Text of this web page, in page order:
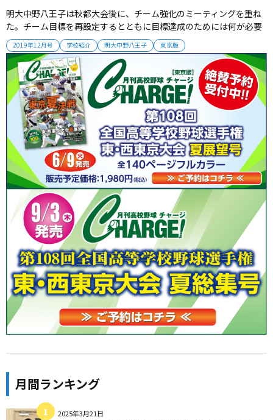
2019年12月号 学校紹介 明大中野八王子 東京版
明大中野八王子は秋都大会後に、チーム強化のミーティングを重ね
た。チーム目標を再設定するとともに目標達成のためには何が必要
かを、選手たちが考えたという。椙原貴文監督は「秋の結果を春・
夏につなげていくためには、選手自らが考えなくてはいけない」と
自立を促す。建設的な意見交換がチームの意識を変えていく。
2019年12月号掲載...
月間ランキング
2025年3月21日